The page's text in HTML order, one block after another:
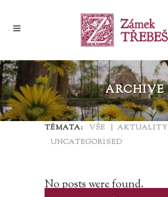
ARCHIVE
TÉMATA: VŠE AKTUALITY
UNCATEGORISED
No posts were found.